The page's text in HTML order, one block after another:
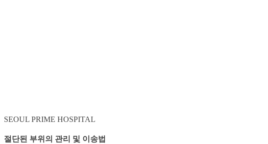
SEOUL PRIME HOSPITAL
절단된 부위의 관리 및 이송법